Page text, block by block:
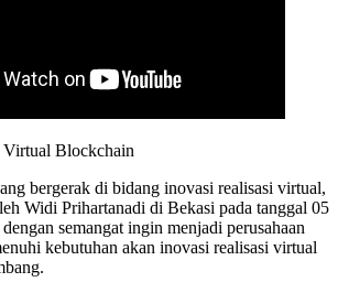
Virtual Blockchain
bergerak di bidang inovasi realisasi virtual,
Widi Prihartanadi di Bekasi pada tanggal 05
semangat ingin menjadi perusahaan
kebutuhan akan inovasi realisasi virtual